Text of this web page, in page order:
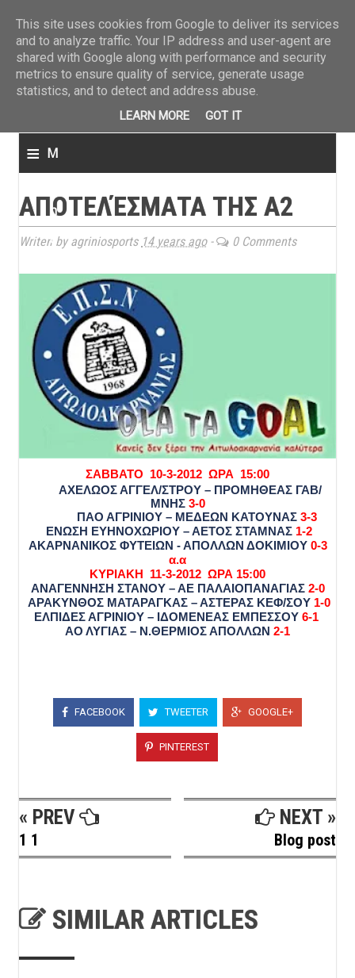
≡ M
n
u
ΑΠΟΤΕΛΈΣΜΑΤΑ ΤΗΣ Α2
Writen by agriniosports 14 years ago- 0 Comments
ΣΑΒΒΑΤΟ 10-3-2012 ΩΡΑ 15:00
ΑΧΕΛΩΟΣ ΑΓΓΕΛ/ΣΤΡΟΥ – ΠΡΟΜΗΘΕΑΣ ΓΑΒ/
ΜΝΗΣ 3-0
ΠΑΟ ΑΓΡΙΝΙΟΥ – ΜΕΔΕΩΝ ΚΑΤΟΥΝΑΣ3-3
ΕΝΩΣΗ ΕΥΗΝΟΧΩΡΙΟΥ – ΑΕΤΟΣ ΣΤΑΜΝΑΣ 1-2
ΑΚΑΡΝΑΝΙΚΟΣ ΦΥΤΕΙΩΝ - ΑΠΟΛΛΩΝ ΔΟΚΙΜΙΟΥ 0-3
α.α
ΚΥΡΙΑΚΗ 11-3-2012 ΩΡΑ 15:00
ΑΝΑΓΕΝΝΗΣΗ ΣΤΑΝΟΥ – ΑΕ ΠΑΛΑΙΟΠΑΝΑΓΙΑΣ 2-0
ΑΡΑΚΥΝΘΟΣ ΜΑΤΑΡΑΓΚΑΣ – ΑΣΤΕΡΑΣ ΚΕΦ/ΣΟΥ 1-0
ΕΛΠΙΔΕΣ ΑΓΡΙΝΙΟΥ – ΙΔΟΜΕΝΕΑΣ ΕΜΠΕΣΣΟΥ 6-1
ΑΟ ΛΥΓΙΑΣ – Ν.ΘΕΡΜΙΟΣ ΑΠΟΛΛΩΝ 2-1
FACEBOOK TWEETER GOOGLE+
PINTEREST
« PREV
1 1
NEXT »
Blog post
SIMILAR ARTICLES
This site uses cookies from Google to deliver its services
and to analyze traffic. Your IP address and user-agent are
shared with Google along with performance and security
metrics to ensure quality of service, generate usage
statistics, and to detect and address abuse.
LEARN MORE GOT IT